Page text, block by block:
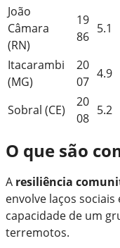
João
Câmara
(RN)
19
86
5.1
Itacarambi
(MG)
20
07
4.9
Sobral (CE)
20
08
5.2
O que são
A resiliência
envolve laços sociais
capacidade de um
terremotos.